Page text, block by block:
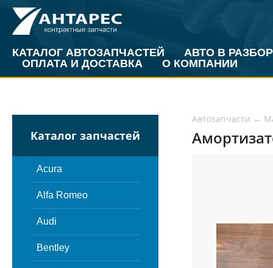
КАТАЛОГ АВТОЗАПЧАСТЕЙ
АВТО В РАЗБОР
ОПЛАТА И ДОСТАВКА
О КОМПАНИИ
Каталог запчастей
Acura
Alfa Romeo
Audi
Bentley
Автозапчасти ←